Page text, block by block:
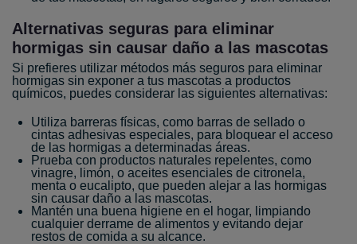
Alternativas seguras para eliminar
hormigas sin causar daño a las mascotas
Si prefieres utilizar métodos más seguros para eliminar
hormigas sin exponer a tus mascotas a productos
químicos, puedes considerar las siguientes alternativas:
Utiliza barreras físicas, como barras de sellado o
cintas adhesivas especiales, para bloquear el acceso
de las hormigas a determinadas áreas.
Prueba con productos naturales repelentes, como
vinagre, limón, o aceites esenciales de citronela,
menta o eucalipto, que pueden alejar a las hormigas
sin causar daño a las mascotas.
Mantén una buena higiene en el hogar, limpiando
cualquier derrame de alimentos y evitando dejar
restos de comida a su alcance.